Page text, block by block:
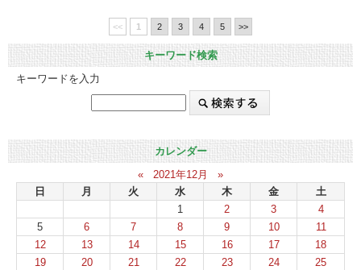
<< 1 2 3 4 5 >>
キーワード検索
キーワードを入力
カレンダー
«
2021年12月
»
日
月 火 水 木 金
土
1
2 3
4
5
6 7 8 9 10
11
12
13 14 15 16 17
18
19
20 21 22 23 24
25